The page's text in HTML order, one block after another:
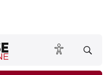
ONLINE lesen